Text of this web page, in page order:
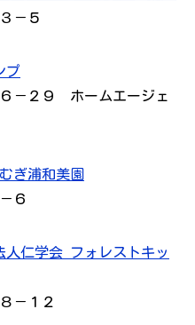
－５
プ
－２９ ホームエージェ
ぎ浦和美園
６
人仁学会 フォレストキッ
－１２